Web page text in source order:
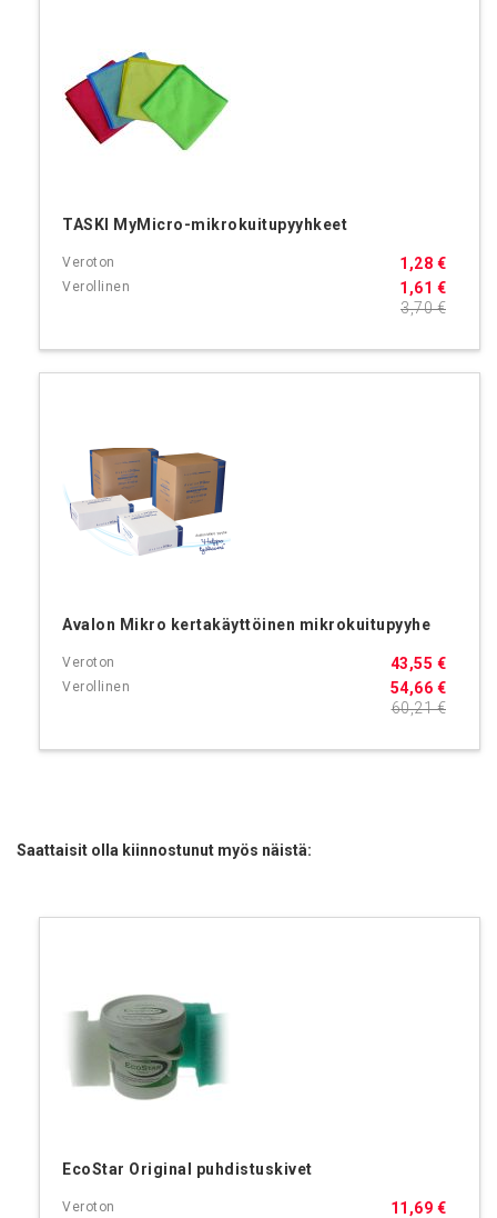
TASKI MyMicro-mikrokuitupyyhkeet
1,61 €
1,28 €
3,70 €
Avalon Mikro kertakäyttöinen mikrokuitupyyhe
54,66 €
43,55 €
60,21 €
Saattaisit olla kiinnostunut myös näistä:
EcoStar Original puhdistuskivet
11,69 €